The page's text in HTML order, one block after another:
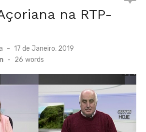
na RTP-
Posted
on
17 de Janeiro, 2019
- 26 words